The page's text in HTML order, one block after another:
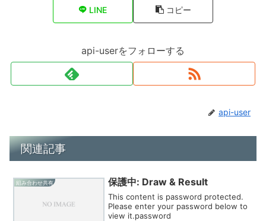
LINE コピー
api-userをフォローする
api-user
関連記事
組み合わせ共有 保護中: Draw & Result
This content is password protected.
Please enter your password below to
view it.password